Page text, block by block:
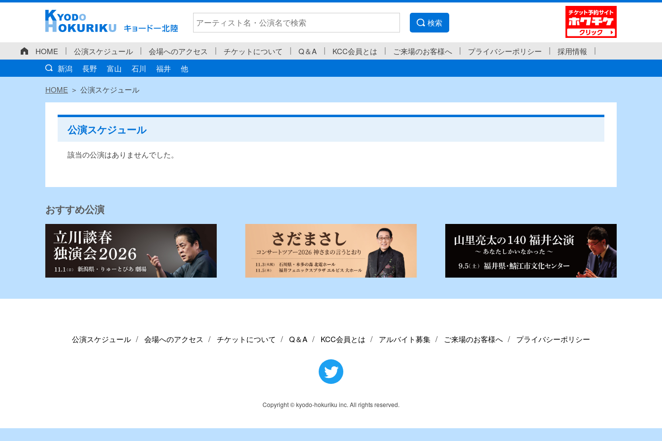
検索
HOME 公演スケジュール 会場へのアクセス チケットについて Q＆A KCC会員とは ご来場のお客様へ プライバシーポリシー
採用情報
新潟
長野 富山 石川 福井 他
HOME 公演スケジュール
公演スケジュール
該当の公演はありませんでした。
おすすめ公演
公演スケジュール 会場へのアクセス チケットについて Q＆A KCC会員とは アルバイト募集 ご来場のお客様へ プライバシーポリシー
Copyright © kyodo-hokuriku inc. All rights reserved.